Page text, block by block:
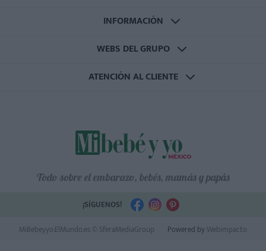
INFORMACIÓN
WEBS DEL GRUPO
ATENCIÓN AL CLIENTE
Todo sobre el embarazo, bebés, mamás y papás
¡SÍGUENOS!
MiBebeyyo.ElMundo.es © SferaMediaGroup
Powered byWebimpacto